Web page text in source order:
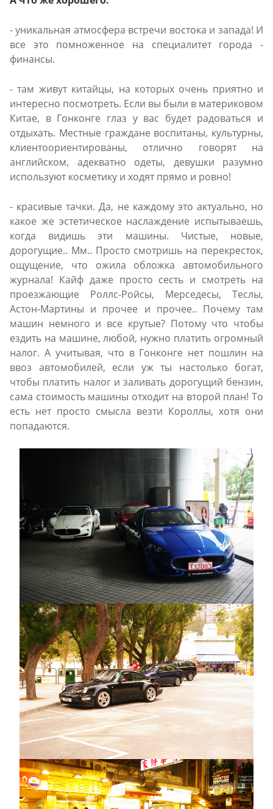
- уникальная атмосфера встречи востока и запада! И
все это помноженное на специалитет города -
финансы.
- там живут китайцы, на которых очень приятно и
интересно посмотреть. Если вы были в материковом
Китае, в Гонконге глаз у вас будет радоваться и
отдыхать. Местные граждане воспитаны, культурны,
клиентоориентированы, отлично говорят на
английском, адекватно одеты, девушки разумно
используют косметику и ходят прямо и ровно!
- красивые тачки. Да, не каждому это актуально, но
какое же эстетическое наслаждение испытываешь,
когда видишь эти машины. Чистые, новые,
дорогущие.. Мм.. Просто смотришь на перекресток,
ощущение, что ожила обложка автомобильного
журнала! Кайф даже просто сесть и смотреть на
проезжающие Роллс-Ройсы, Мерседесы, Теслы,
Астон-Мартины и прочее и прочее.. Почему там
машин немного и все крутые? Потому что чтобы
ездить на машине, любой, нужно платить огромный
налог. А учитывая, что в Гонконге нет пошлин на
ввоз автомобилей, если уж ты настолько богат,
чтобы платить налог и заливать дорогущий бензин,
сама стоимость машины отходит на второй план! То
есть нет просто смысла везти Короллы, хотя они
попадаются.